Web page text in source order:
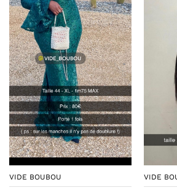
VIDE BOUBOU VIDE